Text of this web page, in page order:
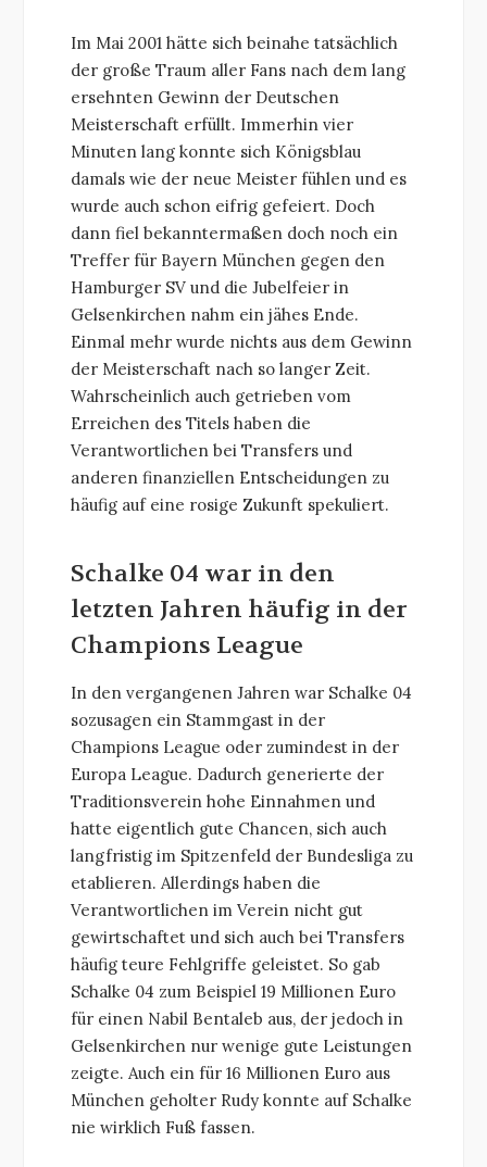
Im Mai 2001 hätte sich beinahe tatsächlich
der große Traum aller Fans nach dem lang
ersehnten Gewinn der Deutschen
Meisterschaft erfüllt. Immerhin vier
Minuten lang konnte sich Königsblau
damals wie der neue Meister fühlen und es
wurde auch schon eifrig gefeiert. Doch
dann fiel bekanntermaßen doch noch ein
Treffer für Bayern München gegen den
Hamburger SV und die Jubelfeier in
Gelsenkirchen nahm ein jähes Ende.
Einmal mehr wurde nichts aus dem Gewinn
der Meisterschaft nach so langer Zeit.
Wahrscheinlich auch getrieben vom
Erreichen des Titels haben die
Verantwortlichen bei Transfers und
anderen finanziellen Entscheidungen zu
häufig auf eine rosige Zukunft spekuliert.
Schalke 04 war in den
letzten Jahren häufig in der
Champions League
In den vergangenen Jahren war Schalke 04
sozusagen ein Stammgast in der
Champions League oder zumindest in der
Europa League. Dadurch generierte der
Traditionsverein hohe Einnahmen und
hatte eigentlich gute Chancen, sich auch
langfristig im Spitzenfeld der Bundesliga zu
etablieren. Allerdings haben die
Verantwortlichen im Verein nicht gut
gewirtschaftet und sich auch bei Transfers
häufig teure Fehlgriffe geleistet. So gab
Schalke 04 zum Beispiel 19 Millionen Euro
für einen Nabil Bentaleb aus, der jedoch in
Gelsenkirchen nur wenige gute Leistungen
zeigte. Auch ein für 16 Millionen Euro aus
München geholter Rudy konnte auf Schalke
nie wirklich Fuß fassen.